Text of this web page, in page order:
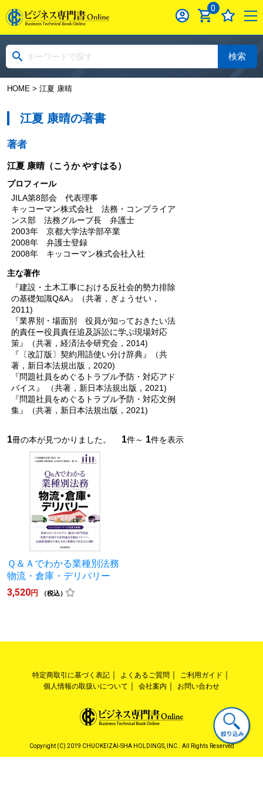
0
検索
HOME> 江夏 康晴
江夏 康晴の著書
著者
江夏 康晴（こうか やすはる）
プロフィール
JILA第8部会 代表理事
キッコーマン株式会社 法務・コンプライア
ンス部 法務グループ長 弁護士
2003年 京都大学法学部卒業
2008年 弁護士登録
2008年 キッコーマン株式会社入社
主な著作
『建設・土木工事における反社会的勢力排除
の基礎知識Q&A』（共著，ぎょうせい，
2011)
『業界別・場面別 役員が知っておきたい法
的責任ー役員責任追及訴訟に学ぶ現場対応
策』（共著，経済法令研究会，2014)
『〔改訂版〕契約用語使い分け辞典』（共
著，新日本法規出版，2020)
『問題社員をめぐるトラブル予防・対応アド
バイス』 （共著，新日本法規出版，2021)
『問題社員をめぐるトラブル予防・対応文例
集』（共著，新日本法規出版，2021)
1冊の本が見つかりました。 1件～ 1件を表示
Ｑ＆Ａでわかる業種別法務
物流・倉庫・デリバリー
3,520円 （税込）
特定商取引に基づく表記 よくあるご質問
ご利用ガイド
個人情報の取扱いについて
会社案内 お問い合わせ
Copyright (C) 2019 CHUOKEIZAI-SHA HOLDINGS, INC.. All Rights Reserved